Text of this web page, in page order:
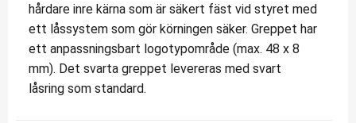
hårdare inre kärna som är säkert fäst vid styret med
ett låssystem som gör körningen säker. Greppet har
ett anpassningsbart logotypområde (max. 48 x 8
mm). Det svarta greppet levereras med svart
låsring som standard.